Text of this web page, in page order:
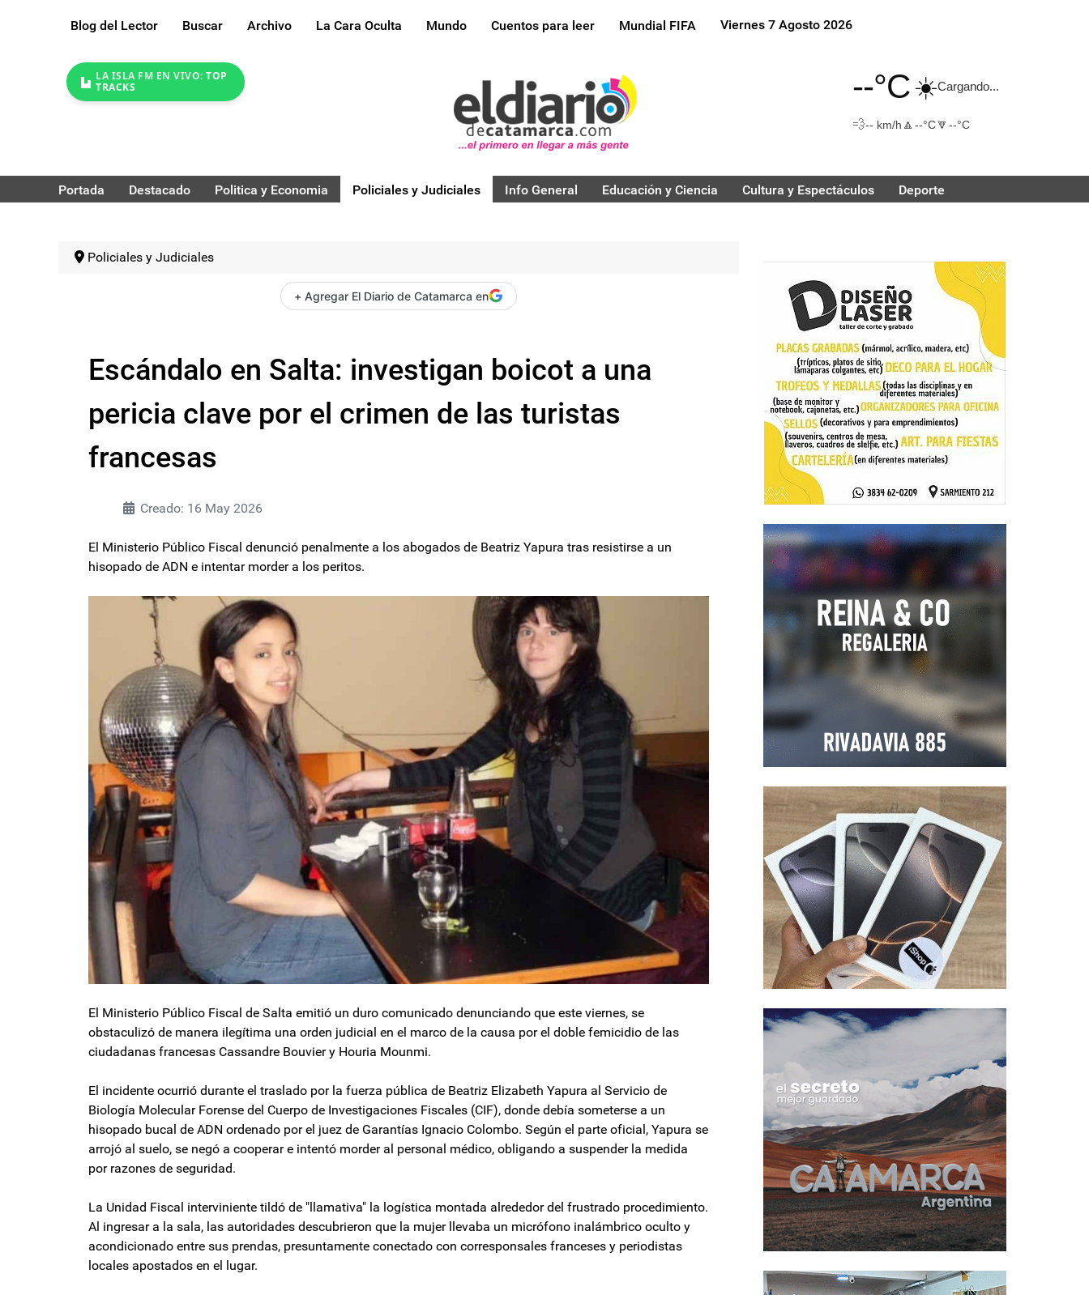
Blog del Lector Buscar Archivo La Cara Oculta Mundo Cuentos para leer Mundial FIFA Viernes 7 Agosto 2026
LA ISLA FM EN VIVO: TOP
TRACKS
--°C☀️Cargando...
💨-- km/h 🔼 --°C🔽 --°C
Portada Destacado Politica y Economia Policiales y Judiciales Info General Educación y Ciencia Cultura y Espectáculos Deporte
Policiales y Judiciales
+ Agregar El Diario de Catamarca en
Escándalo en Salta: investigan boicot a una
pericia clave por el crimen de las turistas
francesas
Creado: 16 May 2026
El Ministerio Público Fiscal denunció penalmente a los abogados de Beatriz Yapura tras resistirse a un
hisopado de ADN e intentar morder a los peritos.
El Ministerio Público Fiscal de Salta emitió un duro comunicado denunciando que este viernes, se
obstaculizó de manera ilegítima una orden judicial en el marco de la causa por el doble femicidio de las
ciudadanas francesas Cassandre Bouvier y Houria Mounmi.
El incidente ocurrió durante el traslado por la fuerza pública de Beatriz Elizabeth Yapura al Servicio de
Biología Molecular Forense del Cuerpo de Investigaciones Fiscales (CIF), donde debía someterse a un
hisopado bucal de ADN ordenado por el juez de Garantías Ignacio Colombo. Según el parte oficial, Yapura se
arrojó al suelo, se negó a cooperar e intentó morder al personal médico, obligando a suspender la medida
por razones de seguridad.
La Unidad Fiscal interviniente tildó de "llamativa" la logística montada alrededor del frustrado procedimiento.
Al ingresar a la sala, las autoridades descubrieron que la mujer llevaba un micrófono inalámbrico oculto y
acondicionado entre sus prendas, presuntamente conectado con corresponsales franceses y periodistas
locales apostados en el lugar.